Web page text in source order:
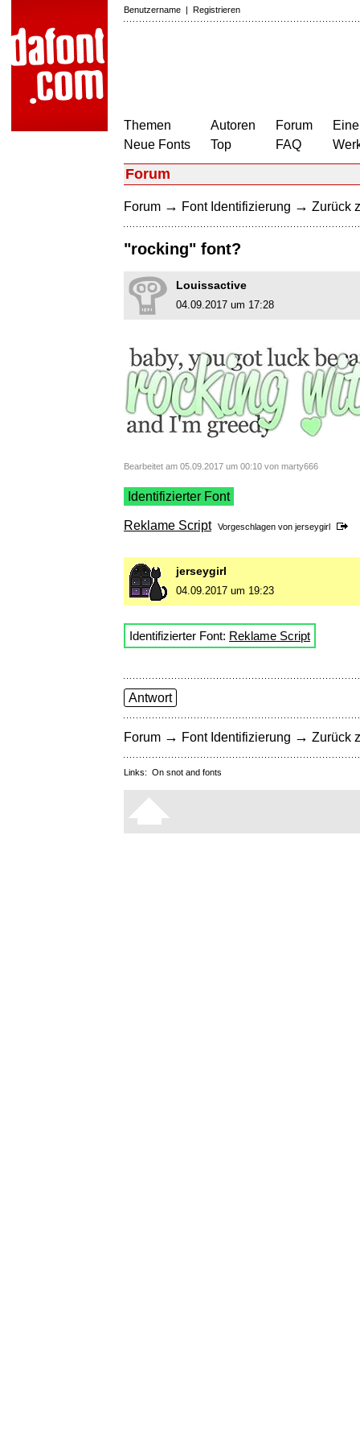
Benutzername | Registrieren
Themen
Neue Fonts
Autoren
Top
Forum
FAQ
Forum
Forum → Font Identifizierung → Zurück
"rocking" font?
Louissactive
04.09.2017 um 17:28
Bearbeitet am 05.09.2017 um 00:10 von marty666
Identifizierter Font
Reklame Script Vorgeschlagen von jerseygirl
jerseygirl
04.09.2017 um 19:23
Identifizierter Font: Reklame Script
Antwort
Forum → Font Identifizierung → Zurück
Links: On snot and fonts